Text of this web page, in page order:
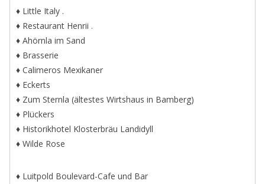
♦ Little Italy .
♦ Restaurant Henrii .
♦ Ahörnla im Sand
♦ Brasserie
♦ Calimeros Mexikaner
♦ Eckerts
♦ Zum Sternla (ältestes Wirtshaus in Bamberg)
♦ Plückers
♦ Historikhotel Klosterbräu Landidyll
♦ Wilde Rose
♦ Luitpold Boulevard-Cafe und Bar